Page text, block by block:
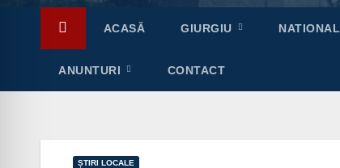
ACASĂ GIURGIU NATIONAL
ANUNTURI CONTACT
ȘTIRI LOCALE